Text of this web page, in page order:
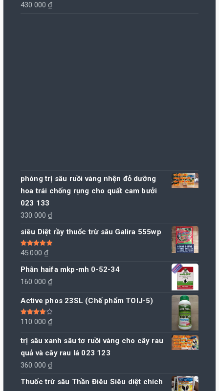
430.000₫
phòng trị sâu ruồi vàng nhện đỏ dưỡng
hoa trái chống rụng cho quất cam bưởi
023 133
330.000₫
siêu Diệt rầy thuốc trừ sâu Galira 555wp
Được xếp
hạng 5.005
45.000₫
Phân haifa mkp-mh 0-52-34
160.000₫
Active phos 23SL (Chế phẩm TOIJ-5)
Được xếp
hạng 4.00
110.000₫
trị sâu xanh sâu tơ ruồi vàng cho cây rau
quả và cây rau lá 023 123
360.000₫
Thuốc trừ sâu Thần Điêu Siêu diệt chích